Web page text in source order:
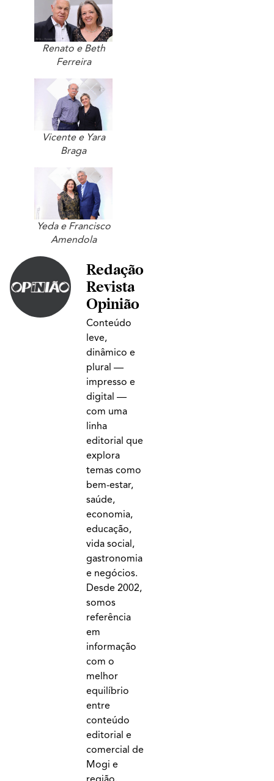
Renato e Beth
Ferreira
Vicente e Yara
Braga
Yeda e Francisco
Amendola
Redação
Revista
Opinião
Conteúdo
leve,
dinâmico e
plural —
impresso e
digital —
com uma
linha
editorial que
explora
temas como
bem-estar,
saúde,
economia,
educação,
vida social,
gastronomia
e negócios.
Desde 2002,
somos
referência
em
informação
com o
melhor
equilíbrio
entre
conteúdo
editorial e
comercial de
Mogi e